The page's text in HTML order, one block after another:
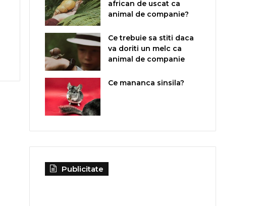
african de uscat ca
animal de companie?
Ce trebuie sa stiti daca
va doriti un melc ca
animal de companie
Ce mananca sinsila?
Publicitate